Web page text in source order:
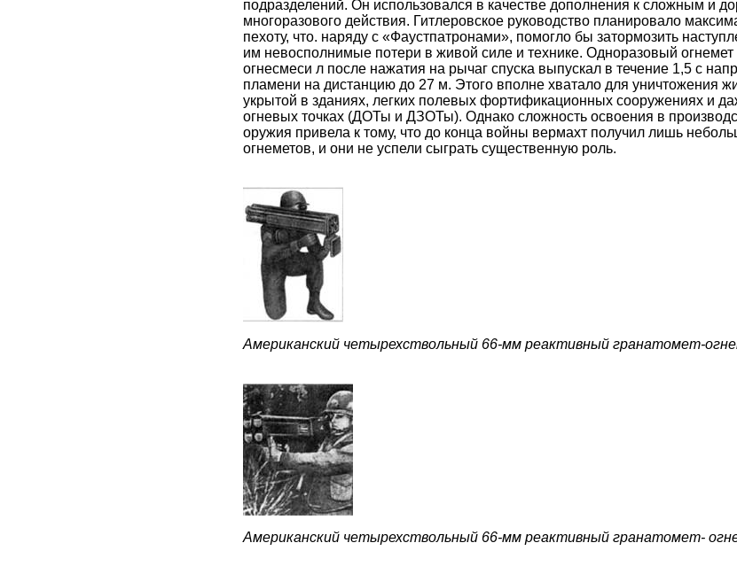
подразделений. Он использовался в качестве дополнения к сложным и
многоразового действия. Гитлеровское руководство планировало
пехоту, что. наряду с «Фаустпатронами», помогло бы затормозить
им невосполнимые потери в живой силе и технике. Одноразовый огнемет
огнесмеси л после нажатия на рычаг спуска выпускал в течение 1,5 с
пламени на дистанцию до 27 м. Этого вполне хватало для уничтожения
укрытой в зданиях, легких полевых фортификационных сооружениях и
огневых точках (ДОТы и ДЗОТы). Однако сложность освоения в
оружия привела к тому, что до конца войны вермахт получил лишь
огнеметов, и они не успели сыграть существенную роль.
Американский четырехствольный 66-мм реактивный гранатомет-
Американский четырехствольный 66-мм реактивный гранатомет-